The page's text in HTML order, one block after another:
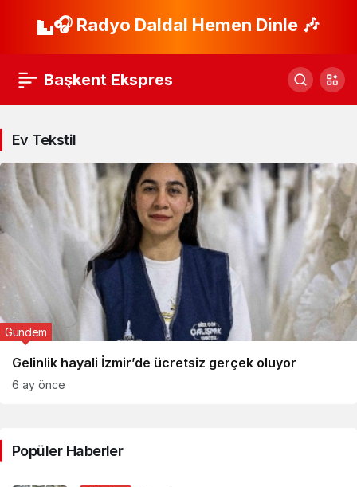
🎧 Radyo Daldal Hemen Dinle 🎶
Başkent Ekspres
Ev Tekstil
Gelinlik hayali İzmir’de ücretsiz gerçek oluyor
Gündem
6 ay önce
Popüler Haberler